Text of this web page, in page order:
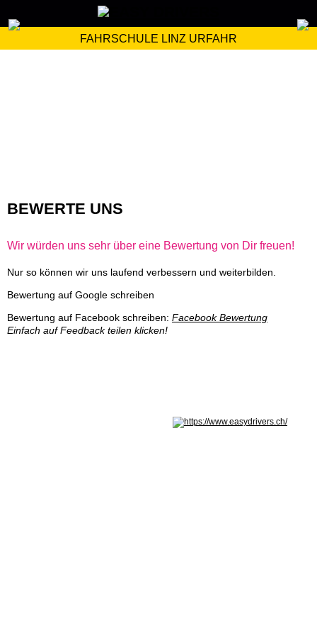
FAHRSCHULE LINZ URFAHR
BEWERTE UNS
Wir würden uns sehr über eine Bewertung von Dir freuen!
Nur so können wir uns laufend verbessern und weiterbilden.
Bewertung auf Google schreiben
Bewertung auf Facebook schreiben: Facebook Bewertung
Einfach auf Feedback teilen klicken!